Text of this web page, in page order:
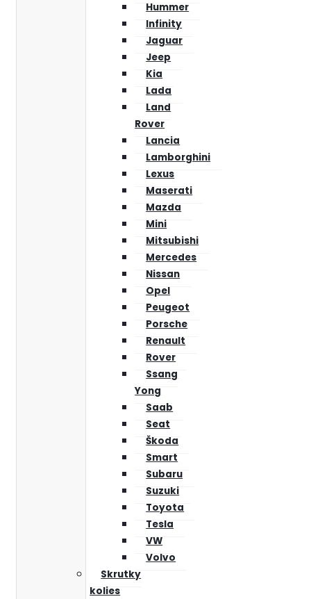
Hummer
Infinity
Jaguar
Jeep
Kia
Lada
Land
Rover
Lancia
Lamborghini
Lexus
Maserati
Mazda
Mini
Mitsubishi
Mercedes
Nissan
Opel
Peugeot
Porsche
Renault
Rover
Ssang
Yong
Saab
Seat
Škoda
Smart
Subaru
Suzuki
Toyota
Tesla
VW
Volvo
Skrutky
kolies